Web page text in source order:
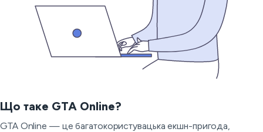
Що таке GTA Online?
GTA Online — це багатокористувацька екшн-пригода,